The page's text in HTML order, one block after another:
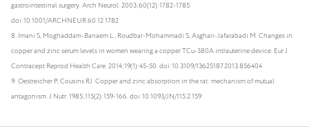
gastrointestinal surgery. Arch Neurol. 2003;60(12):1782-1785.
doi:10.1001/ARCHNEUR.60.12.1782
Imani S, Moghaddam-Banaem L, Roudbar-Mohammadi S, Asghari-Jafarabadi M. Changes in
copper and zinc serum levels in women wearing a copper TCu-380A intrauterine device. Eur J
Contracept Reprod Health Care. 2014;19(1):45-50. doi:10.3109/13625187.2013.856404
Oestreicher P, Cousins RJ. Copper and zinc absorption in the rat: mechanism of mutual
antagonism. J Nutr. 1985;115(2):159-166. doi:10.1093/JN/115.2.159